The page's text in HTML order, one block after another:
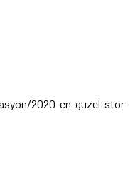
2020-en-guzel-stor-